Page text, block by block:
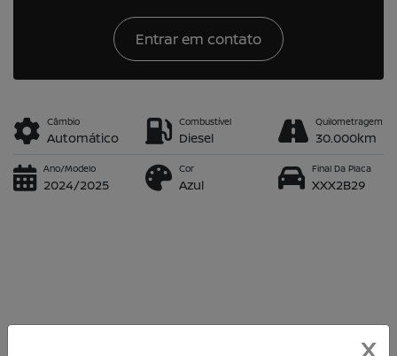
Entrar em contato
Câmbio
Automático
Combustível
Diesel
Quilometragem
30.000km
Ano/Modelo
2024/2025
Cor
Azul
Final Da Placa
XXX2B29
X